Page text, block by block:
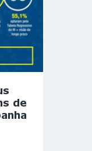
de